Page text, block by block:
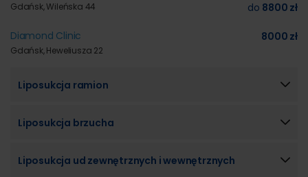
Gdańsk, Wileńska 44
do 8800 zł
Diamond Clinic
Gdańsk, Heweliusza 22
8000 zł
Liposukcja ramion
Liposukcja brzucha
Liposukcja ud zewnętrznych i wewnętrznych